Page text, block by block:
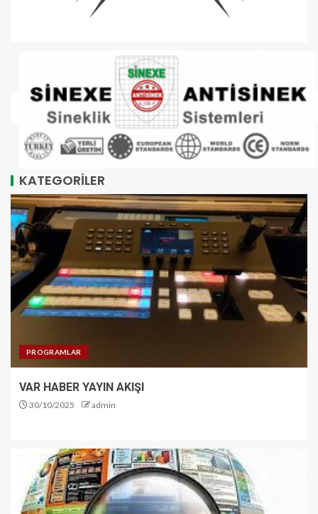
KATEGORİLER
PROGRAMLAR
VAR HABER YAYIN AKIŞI
30/10/2025 admin